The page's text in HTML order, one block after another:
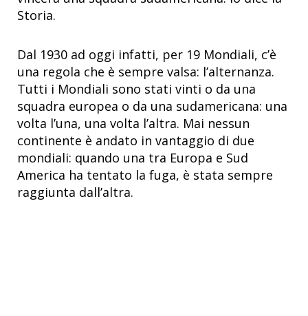
Storia.
Dal 1930 ad oggi infatti, per 19 Mondiali, c’è
una regola che è sempre valsa: l’alternanza.
Tutti i Mondiali sono stati vinti o da una
squadra europea o da una sudamericana: una
volta l’una, una volta l’altra. Mai nessun
continente è andato in vantaggio di due
mondiali: quando una tra Europa e Sud
America ha tentato la fuga, è stata sempre
raggiunta dall’altra.